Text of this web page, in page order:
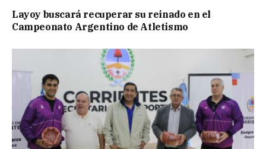
Layoy buscará recuperar su reinado en el
Campeonato Argentino de Atletismo